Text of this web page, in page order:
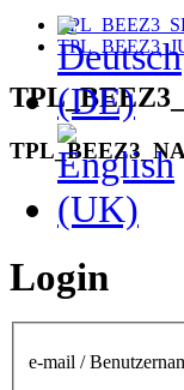
Login
e-mail /